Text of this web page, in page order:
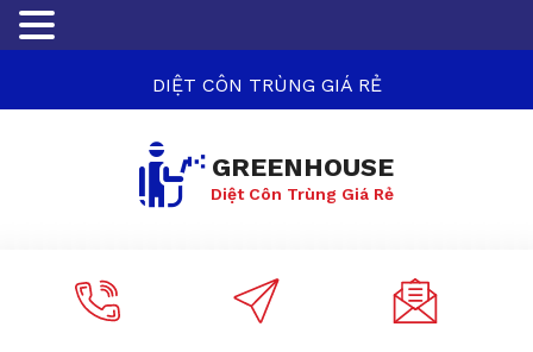
DIỆT CÔN TRÙNG GIÁ RẺ
GREENHOUSE
Diệt Côn Trùng Giá Rẻ